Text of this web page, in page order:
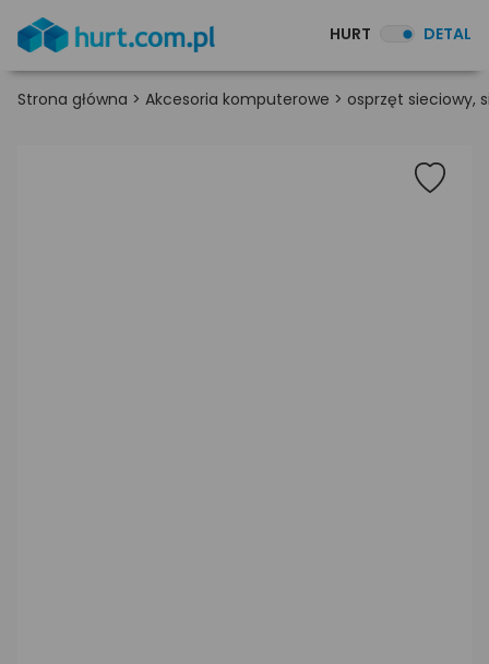
HURT DETAL
Strona główna > Akcesoria komputerowe > osprzęt sieciowy,